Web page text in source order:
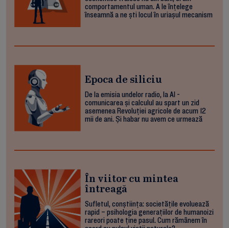
comportamentul uman. A le înțelege
înseamnă a ne ști locul în uriașul mecanism
Epoca de siliciu
De la emisia undelor radio, la AI -
comunicarea și calculul au spart un zid
asemenea Revoluției agricole de acum 12
mii de ani. Și habar nu avem ce urmează
În viitor cu mintea
întreagă
Sufletul, conștiința: societățile evoluează
rapid – psihologia generațiilor de humanoizi
rareori poate ține pasul. Cum rămânem în
acord cu pulsul vieții naturale?